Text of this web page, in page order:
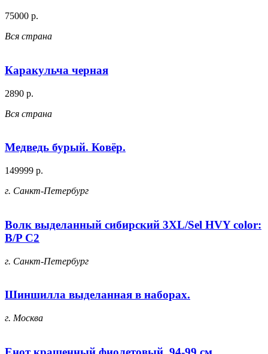
75000 р.
Вся страна
Каракульча черная
2890 р.
Вся страна
Медведь бурый. Ковёр.
149999 р.
г. Санкт-Петербург
Волк выделанный сибирский 3XL/Sel HVY color:
B/P C2
г. Санкт-Петербург
Шиншилла выделанная в наборах.
г. Москва